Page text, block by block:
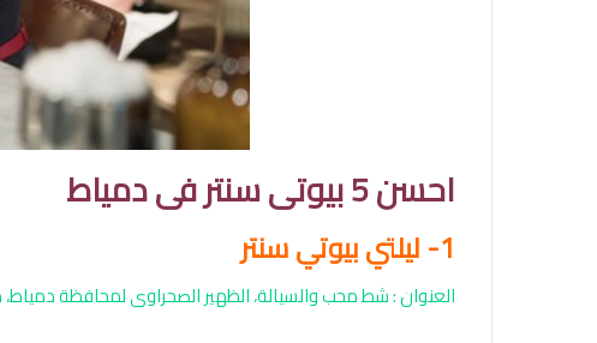
احسن 5 بيوتى سنتر فى دمياط
1- ليلتي بيوتي سنتر
العنوان : شط محب والسيالة، الظهير الصحراوى لمحافظة دمياط،